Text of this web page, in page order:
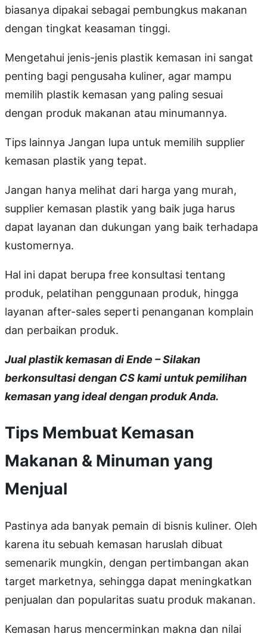
biasanya dipakai sebagai pembungkus makanan
dengan tingkat keasaman tinggi.
Mengetahui jenis-jenis plastik kemasan ini sangat
penting bagi pengusaha kuliner, agar mampu
memilih plastik kemasan yang paling sesuai
dengan produk makanan atau minumannya.
Tips lainnya Jangan lupa untuk memilih supplier
kemasan plastik yang tepat.
Jangan hanya melihat dari harga yang murah,
supplier kemasan plastik yang baik juga harus
dapat layanan dan dukungan yang baik terhadapa
kustomernya.
Hal ini dapat berupa free konsultasi tentang
produk, pelatihan penggunaan produk, hingga
layanan after-sales seperti penanganan komplain
dan perbaikan produk.
Jual plastik kemasan di Ende – Silakan
berkonsultasi dengan CS kami untuk pemilihan
kemasan yang ideal dengan produk Anda.
Tips Membuat Kemasan
Makanan & Minuman yang
Menjual
Pastinya ada banyak pemain di bisnis kuliner. Oleh
karena itu sebuah kemasan haruslah dibuat
semenarik mungkin, dengan pertimbangan akan
target marketnya, sehingga dapat meningkatkan
penjualan dan popularitas suatu produk makanan.
Kemasan harus mencerminkan makna dan nilai